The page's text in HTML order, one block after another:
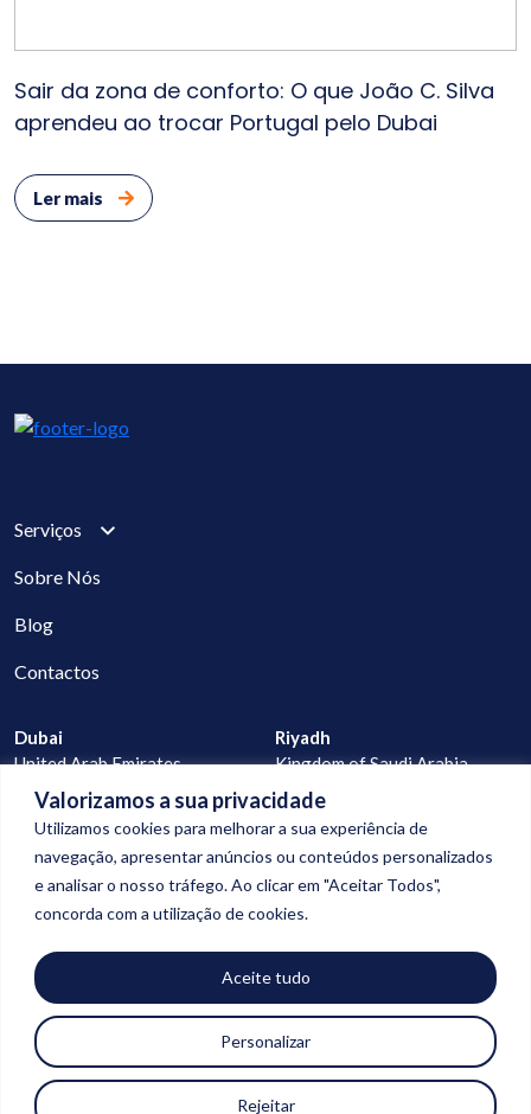
Valorizamos a sua privacidade
Utilizamos cookies para melhorar a sua experiência de
navegação, apresentar anúncios ou conteúdos personalizados
e analisar o nosso tráfego. Ao clicar em "Aceitar Todos",
concorda com a utilização de cookies.
Personalizar
Rejeitar
Aceite tudo
Sair da zona de conforto: O que João C. Silva
aprendeu ao trocar Portugal pelo Dubai
Ler mais
Serviços
Sobre Nós
Blog
Contactos
Dubai
United Arab Emirates
Lisbon
Riyadh
Kingdom of Saudi Arabia
Cape Verde
geral@digitalconnection.pt
+351 913 988 058
+351 927 277 523
© Copyright 2026
| Todos os direitos reservados |